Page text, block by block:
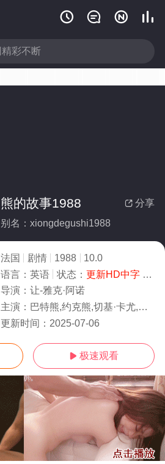
   
 分享
熊的故事1988
别名：xiongdegushi1988
法国 剧情 1988
10.0
语言： 英语 状态： 更新HD中字- 免费在线观看
导演： 让-雅克·阿诺
主演： 巴特熊,约克熊,切基·卡尤,杰克·华莱士,安德烈·拉孔布
更新时间： 2025-07-06
 极速观看